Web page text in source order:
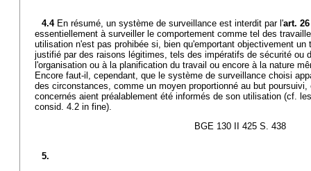
4.4 En résumé, un système de surveillance est interdit par l'art.
essentiellement à surveiller le comportement comme tel des
utilisation n'est pas prohibée si, bien qu'emportant objectivement
justifié par des raisons légitimes, tels des impératifs de sécurité ou
l'organisation ou à la planification du travail ou encore à la nature
Encore faut-il, cependant, que le système de surveillance choisi
des circonstances, comme un moyen proportionné au but
concernés aient préalablement été informés de son utilisation (cf.
consid. 4.2 in fine).
BGE 130 II 425 S. 438
5.